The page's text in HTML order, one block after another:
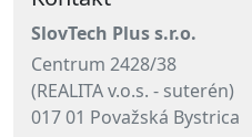
SlovTech Plus s.r.o.
Centrum 2428/38
(REALITA v.o.s. - suterén)
017 01 Považská Bystrica